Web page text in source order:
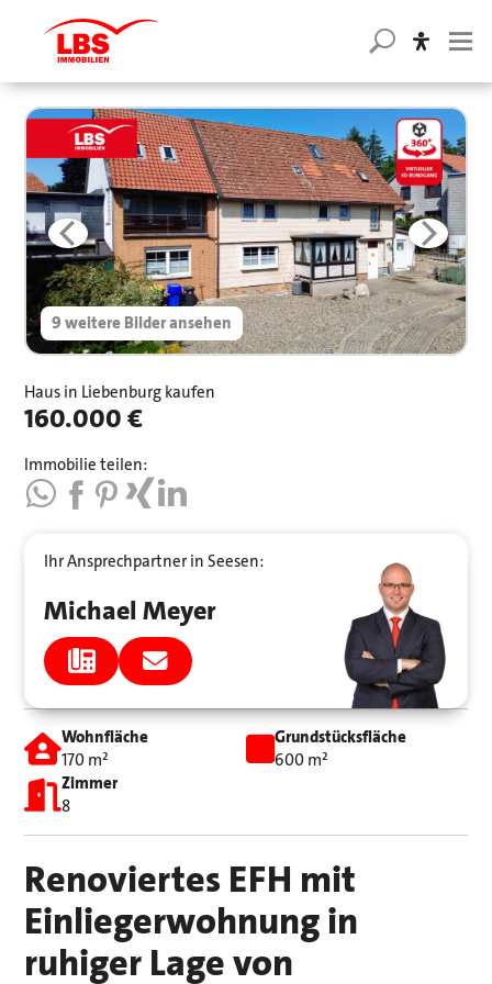
9 weitere Bilder ansehen
Haus in Liebenburg kaufen
160.000 €
Immobilie teilen:
Ihr Ansprechpartner in Seesen:
Michael Meyer
Wohnfläche
170 m²
Grundstücksfläche
600 m²
Zimmer
8
Renoviertes EFH mit
Einliegerwohnung in
ruhiger Lage von